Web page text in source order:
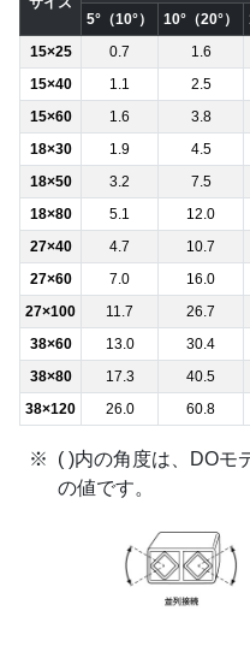
5°（10°）
10°（20°）
15×25
0.7 1.6
15×40
1.1 2.5
15×60
1.6 3.8
18×30
1.9 4.5
18×50
3.2 7.5
18×80
5.1 12.0
27×40
4.7 10.7
27×60
7.0 16.0
27×100
11.7 26.7
38×60
13.0 30.4
38×80
17.3 40.5
38×120
26.0 60.8
( )内の角度は、DOモ
の値です。